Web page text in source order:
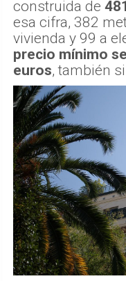
construida de
esa cifra, 382
vivienda y 99 a
precio mínimo
euros, también